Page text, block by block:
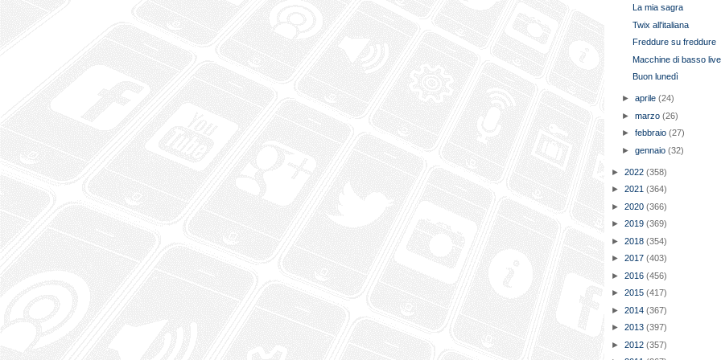
La mia sagra
Twix all'italiana
Freddure su freddure
Macchine di basso
Buon lunedì
►aprile(24)
►marzo(26)
►febbraio(27)
►gennaio(32)
► 2022 (358)
► 2021 (364)
► 2020 (366)
► 2019 (369)
► 2018 (354)
► 2017 (403)
► 2016 (456)
► 2015 (417)
► 2014 (367)
► 2013 (397)
► 2012 (357)